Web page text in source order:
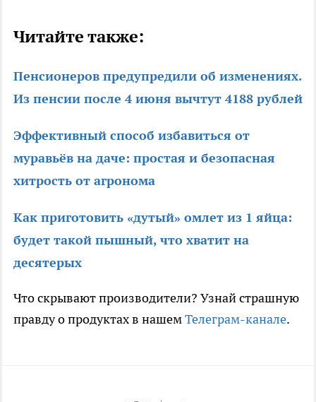
Читайте также:
Пенсионеров предупредили об изменениях.
Из пенсии после 4 июня вычтут 4188 рублей
Эффективный способ избавиться от
муравьёв на даче: простая и безопасная
хитрость от агронома
Как приготовить «дутый» омлет из 1 яйца:
будет такой пышный, что хватит на
десятерых
Что скрывают производители? Узнай страшную
правду о продуктах в нашемТелеграм-канале.